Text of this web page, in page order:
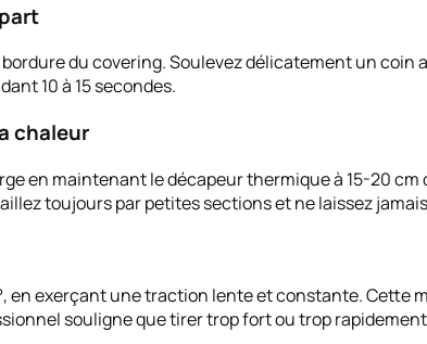
du covering. Soulevez délicatement un coin
10 à 15 secondes.
chaleur
en maintenant le décapeur thermique à 15-20
toujours par petites sections et ne laissez
en exerçant une traction lente et constante. Cette
souligne que tirer trop fort ou trop